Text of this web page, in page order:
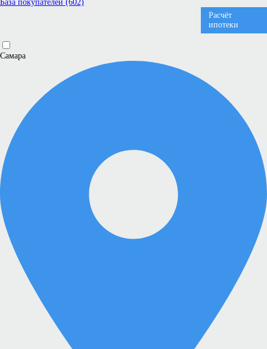
База покупателей (602)
Расчёт
ипотеки
Самара